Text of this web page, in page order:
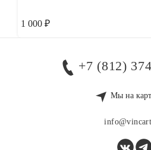
1 000 ₽
+7 (812)
Мы на